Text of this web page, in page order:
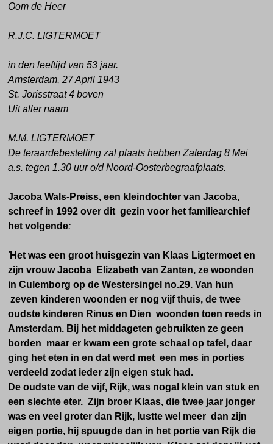
Oom de Heer
R.J.C. LIGTERMOET
in den leeftijd van 53 jaar.
Amsterdam, 27 April 1943
St. Jorisstraat 4 boven
Uit aller naam
M.M. LIGTERMOET
De teraardebestelling zal plaats hebben Zaterdag 8 Mei
a.s. tegen 1.30 uur o/dNoord-Oosterbegraafplaats.
Jacoba Wals-Preiss, een kleindochter van Jacoba,
schreef in 1992 over dit gezin voor het familiearchief
het volgende:
'Het was een groot huisgezin van Klaas Ligtermoet en
zijn vrouw Jacoba Elizabeth van Zanten, ze woonden
in Culemborg op de Westersingel no.29. Van hun
zeven kinderen woonden er nog vijf thuis, de twee
oudste kinderen Rinus en Dien woonden toen reeds in
Amsterdam. Bij het middageten gebruikten ze geen
borden maar er kwam een grote schaal op tafel, daar
ging het eten in en dat werd met een mes in porties
verdeeld zodat ieder zijn eigen stuk had.
De oudste van de vijf, Rijk, was nogal klein van stuk en
een slechte eter. Zijn broer Klaas, die twee jaar jonger
was en veel groter dan Rijk, lustte wel meer dan zijn
eigen portie, hij spuugde dan in het portie van Rijk die